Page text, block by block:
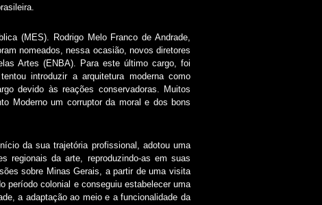
(MES). Rodrigo Melo Franco de Andrade,
nomeados, nessa ocasião, novos diretores
Artes (ENBA). Para este último cargo, foi
introduzir a arquitetura moderna como
devido às reações conservadoras. Muitos
Moderno um corruptor da moral e dos bons
da sua trajetória profissional, adotou uma
regionais da arte, reproduzindo-as em suas
sobre Minas Gerais, a partir de uma visita
período colonial e conseguiu estabelecer uma
a adaptação ao meio e a funcionalidade da